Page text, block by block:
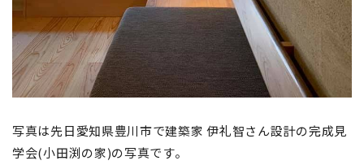
写真は先日愛知県豊川市で建築家 伊礼智さん設計の完成見
学会(小田渕の家)の写真です。